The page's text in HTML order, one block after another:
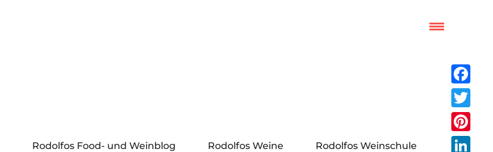
Rodolfos Food- und Weinblog Rodolfos Weine Rodolfos Weinschule
Twitter